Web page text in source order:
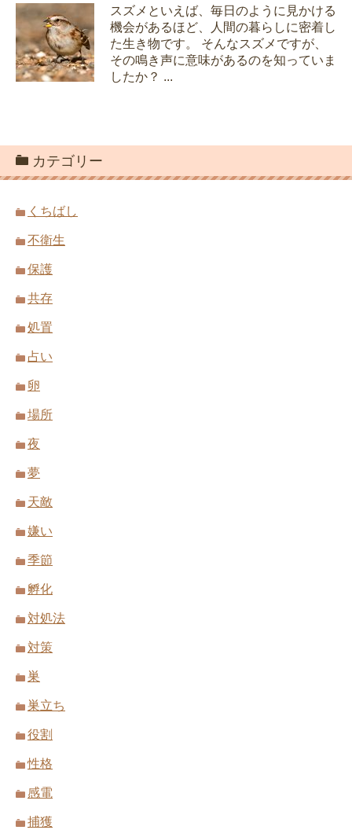
スズメといえば、毎日のように見かける
機会があるほど、人間の暮らしに密着し
た生き物です。 そんなスズメですが、
その鳴き声に意味があるのを知っていま
したか？ ...
カテゴリー
くちばし
不衛生
保護
共存
処置
占い
卵
場所
夜
夢
天敵
嫌い
季節
孵化
対処法
対策
巣
巣立ち
役割
性格
感電
捕獲